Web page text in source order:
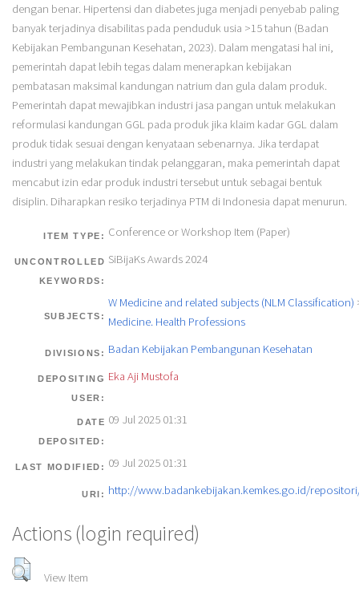
dengan benar. Hipertensi dan diabetes juga menjadi penyebab paling
banyak terjadinya disabilitas pada penduduk usia >15 tahun (Badan
Kebijakan Pembangunan Kesehatan, 2023). Dalam mengatasi hal ini,
pemerintah dapat lebih tegas dalam menerapkan kebijakan
pembatasan maksimal kandungan natrium dan gula dalam produk.
Pemerintah dapat mewajibkan industri jasa pangan untuk melakukan
reformulasi kandungan GGL pada produk jika klaim kadar GGL dalam
produk tidak sesuai dengan kenyataan sebenarnya. Jika terdapat
industri yang melakukan tindak pelanggaran, maka pemerintah dapat
mencabut izin edar produk industri tersebut untuk sebagai bentuk
disiplin. Diharapkan resiko terjadinya PTM di Indonesia dapat menurun.
ITEM TYPE: Conference or Workshop Item (Paper)
UNCONTROLLED
KEYWORDS:
SiBijaKs Awards 2024
SUBJECTS:
W Medicine and related subjects (NLM Classification)
Medicine. Health Professions
DIVISIONS: Badan Kebijakan Pembangunan Kesehatan
DEPOSITING
USER:
Eka Aji Mustofa
DATE
DEPOSITED:
09 Jul 2025 01:31
LAST MODIFIED: 09 Jul 2025 01:31
URI: http://www.badankebijakan.kemkes.go.id/
Actions (login required)
View Item